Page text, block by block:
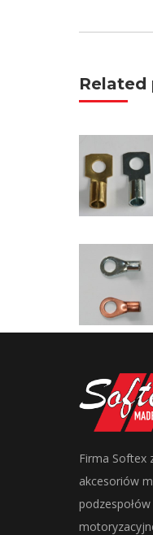
Related
Firma Softex
akcesoriów